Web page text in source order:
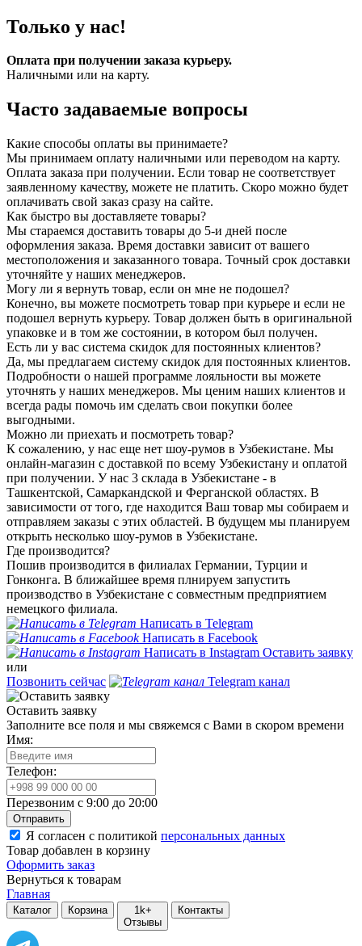
Только у нас!
Оплата при получении заказа курьеру.
Наличными или на карту.
Часто задаваемые вопросы
Какие способы оплаты вы принимаете?
Мы принимаем оплату наличными или переводом на карту.
Оплата заказа при получении. Если товар не соответствует
заявленному качеству, можете не платить. Скоро можно будет
оплачивать свой заказ сразу на сайте.
Как быстро вы доставляете товары?
Мы стараемся доставить товары до 5-и дней после
оформления заказа. Время доставки зависит от вашего
местоположения и заказанного товара. Точный срок доставки
уточняйте у наших менеджеров.
Могу ли я вернуть товар, если он мне не подошел?
Конечно, вы можете посмотреть товар при курьере и если не
подошел вернуть курьеру. Товар должен быть в оригинальной
упаковке и в том же состоянии, в котором был получен.
Есть ли у вас система скидок для постоянных клиентов?
Да, мы предлагаем систему скидок для постоянных клиентов.
Подробности о нашей программе лояльности вы можете
уточнять у наших менеджеров. Мы ценим наших клиентов и
всегда рады помочь им сделать свои покупки более
выгодными.
Можно ли приехать и посмотреть товар?
К сожалению, у нас еще нет шоу-румов в Узбекистане. Мы
онлайн-магазин с доставкой по всему Узбекистану и оплатой
при получении. У нас 3 склада в Узбекистане - в
Ташкентской, Самаркандской и Ферганской областях. В
зависимости от того, где находится Ваш товар мы собираем и
отправляем заказы с этих областей. В будущем мы планируем
открыть несколько шоу-румов в Узбекистане.
Где производится?
Пошив производится в филиалах Германии, Турции и
Гонконга. В ближайшее время плнируем запустить
производство в Узбекистане с совместным предприятием
немецкого филиала.
Написать в Telegram
Написать в Facebook
Написать в Instagram Оставить заявку
или
Позвонить сейчас
Telegram канал
Оставить заявку
Заполните все поля и мы свяжемся с Вами в скором времени
Имя:
Телефон:
Перезвоним с 9:00 до 20:00
Отправить
Я согласен с политикой персональных данных
Товар добавлен в корзину
Оформить заказ
Вернуться к товарам
Главная
Каталог Корзина
1k+
Отзывы
Контакты